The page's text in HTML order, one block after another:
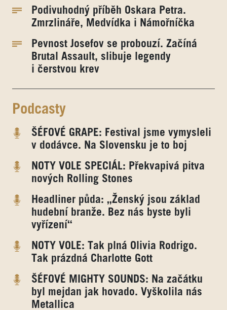
Podivuhodný příběh Oskara Petra.
Zmrzlináře, Medvídka i Námořníčka
Pevnost Josefov se probouzí. Začíná
Brutal Assault, slibuje legendy
i čerstvou krev
Podcasty
ŠÉFOVÉ GRAPE: Festival jsme vymysleli
v dodávce. Na Slovensku je to boj
NOTY VOLE SPECIÁL: Překvapivá pitva
nových Rolling Stones
Headliner půda: „Ženský jsou základ
hudební branže. Bez nás byste byli
vyřízení“
NOTY VOLE: Tak plná Olivia Rodrigo.
Tak prázdná Charlotte Gott
ŠÉFOVÉ MIGHTY SOUNDS: Na začátku
byl mejdan jak hovado. Vyškolila nás
Metallica